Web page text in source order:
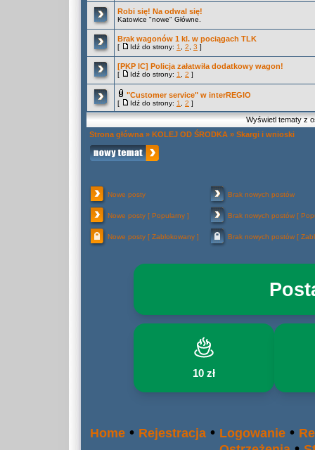
Robi się! Na odwal się!
Katowice "nowe" Główne.
Brak wagonów 1 kl. w pociągach TLK
[ Idź do strony: 1 2 3 ]
[PKP IC] Policja załatwiła dodatkowy wagon!
[ Idź do strony: 1 2 ]
"Customer service" w interREGIO
[ Idź do strony: 1 2 ]
Wyświetl tematy z
Strona główna » KOLEJ OD ŚRODKA » Skargi i wnioski
Nowe posty Brak nowych postów
Nowe posty [ Popularny ] Brak nowych postów [
Nowe posty [ Zablokowany ] Brak nowych postów [
10 zł
Home • Rejestracja • Logowanie •